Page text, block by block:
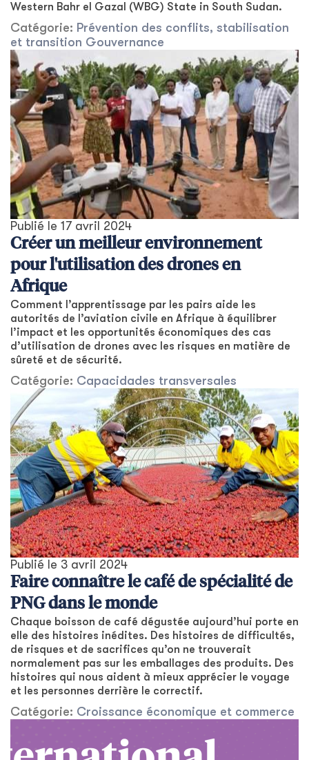
Western Bahr el Gazal (WBG) State in South Sudan.
Catégorie: Prévention des conflits, stabilisation
et transition Gouvernance
Publié le 17 avril 2024
Créer un meilleur environnement
pour l'utilisation des drones en
Afrique
Comment l’apprentissage par les pairs aide les
autorités de l’aviation civile en Afrique à équilibrer
l’impact et les opportunités économiques des cas
d’utilisation de drones avec les risques en matière de
sûreté et de sécurité.
Catégorie: Capacidades transversales
Publié le 3 avril 2024
Faire connaître le café de spécialité de
PNG dans le monde
Chaque boisson de café dégustée aujourd’hui porte en
elle des histoires inédites. Des histoires de difficultés,
de risques et de sacrifices qu’on ne trouverait
normalement pas sur les emballages des produits. Des
histoires qui nous aident à mieux apprécier le voyage
et les personnes derrière le correctif.
Catégorie: Croissance économique et commerce